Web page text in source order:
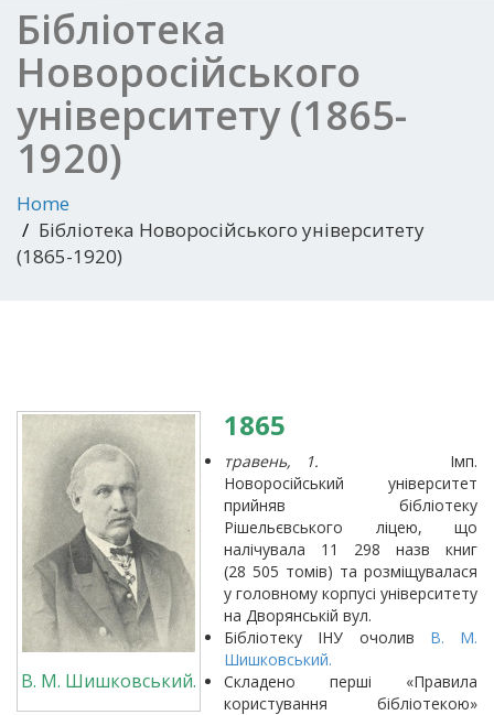
Бібліотека
Новоросійського
університету (1865-
1920)
Home
Бібліотека Новоросійського університету
(1865-1920)
В. М. Шишковський.
1865
травень, 1. Імп.
Новоросійський університет
прийняв бібліотеку
Рішельєвського ліцею, що
налічувала 11 298 назв книг
(28 505 томів) та розміщувалася
у головному корпусі університету
на Дворянській вул.
Бібліотеку ІНУ очолив В. М.
Шишковський.
Складено перші «Правила
користування бібліотекою»